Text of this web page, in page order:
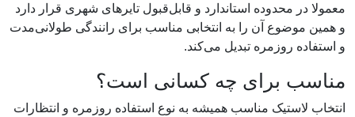
معمولا در محدوده استاندارد و قابل‌قبول تایرهای شهری قرار دارد
و همین موضوع آن را به انتخابی مناسب برای رانندگی طولانی‌مدت
و استفاده روزمره تبدیل می‌کند.
مناسب برای چه کسانی است؟
انتخاب لاستیک مناسب همیشه به نوع استفاده روزمره و انتظارات